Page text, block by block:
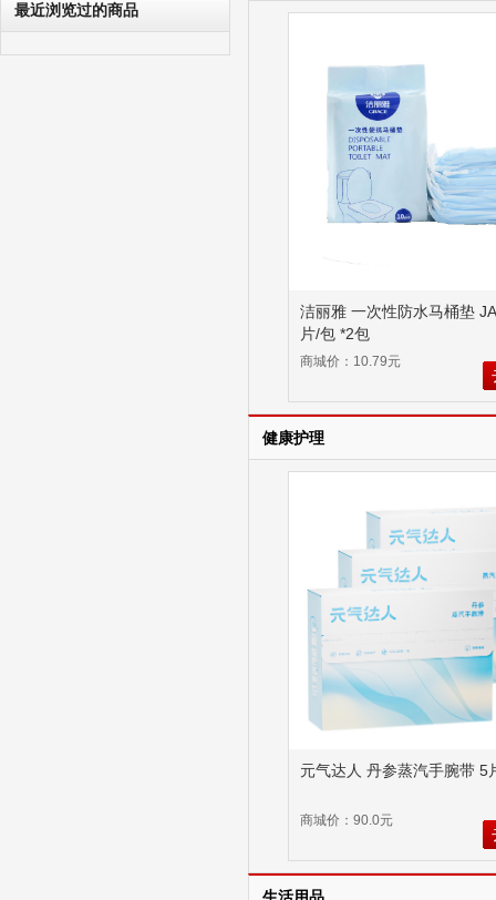
最近浏览过的商品
洁丽雅 一次性防水马桶垫
片/包 *2包
商城价：10.79元
健康护理
元气达人 丹参蒸汽手腕带 5
商城价：90.0元